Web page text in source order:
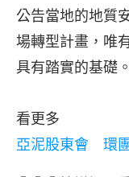
公告當地的地質
場轉型計畫，唯
具有踏實的基礎。
看更多
亞泥股東會 環